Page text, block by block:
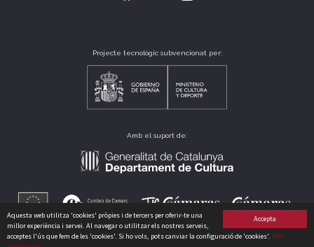
Accepta
Aquesta web utilitza 'cookies' pròpies i de tercers per oferir-te una
millor experiència i servei. Al navegar o utilitzar els nostres serveis,
acceptes l'ús que fem de les 'cookies'. Si ho vols, pots canviar la configuració de 'cookies'. Més
Projecte tecnològic subvencionat per:
Amb el suport de: